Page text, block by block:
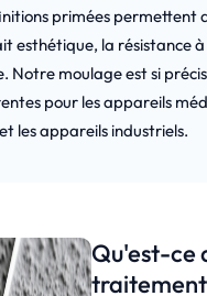
primées permettent
esthétique, la résistance
Notre moulage est si
pour les appareils
les appareils industriels.
Qu'est-ce